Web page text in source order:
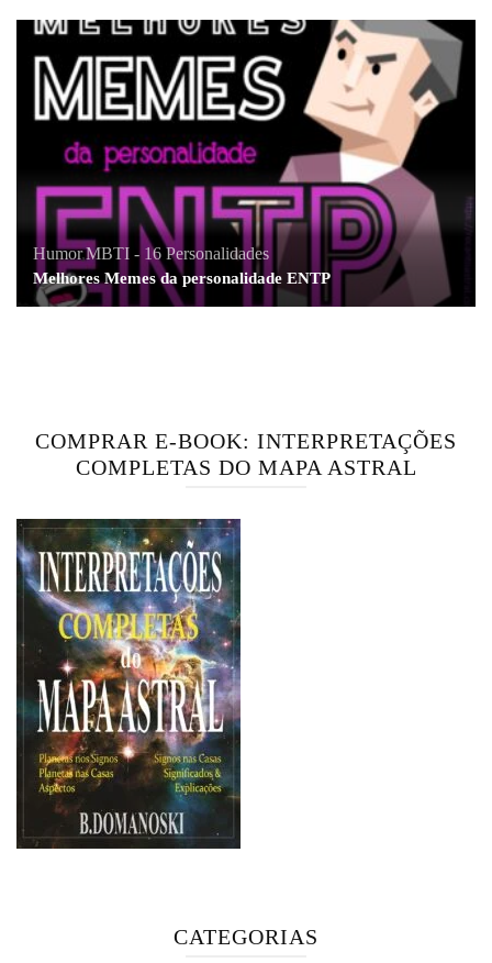
Humor,MBTI - 16 Personalidades
Melhores Memes da personalidade ENTP
COMPRAR E-BOOK: INTERPRETAÇÕES
COMPLETAS DO MAPA ASTRAL
CATEGORIAS